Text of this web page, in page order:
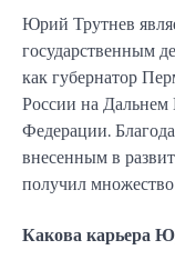
Юрий Трутнев
государственным
как губернатор
России на Дальнем
Федерации.
внесенным в
получил
Какова карьера